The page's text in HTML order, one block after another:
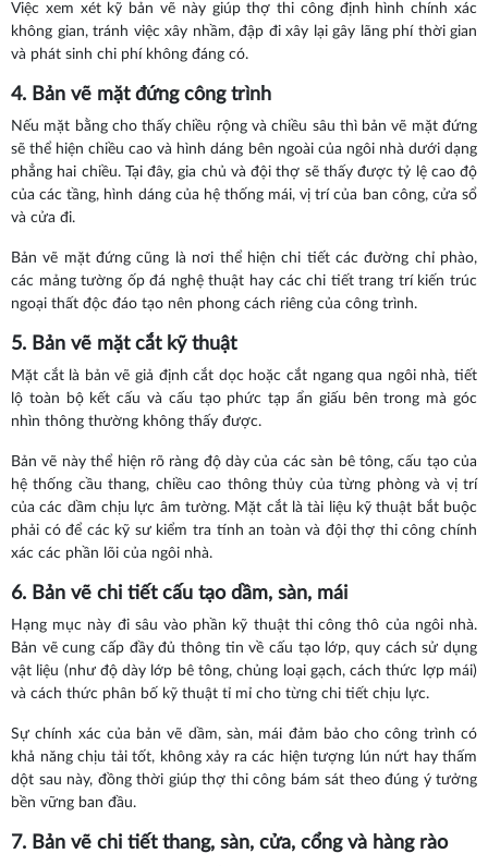
Việc xem xét kỹ bản vẽ này giúp thợ thi công định hình chính xác
không gian, tránh việc xây nhầm, đập đi xây lại gây lãng phí thời gian
và phát sinh chi phí không đáng có.
4. Bản vẽ mặt đứng công trình
Nếu mặt bằng cho thấy chiều rộng và chiều sâu thì bản vẽ mặt đứng
sẽ thể hiện chiều cao và hình dáng bên ngoài của ngôi nhà dưới dạng
phẳng hai chiều. Tại đây, gia chủ và đội thợ sẽ thấy được tỷ lệ cao độ
của các tầng, hình dáng của hệ thống mái, vị trí của ban công, cửa sổ
và cửa đi.
Bản vẽ mặt đứng cũng là nơi thể hiện chi tiết các đường chỉ phào,
các mảng tường ốp đá nghệ thuật hay các chi tiết trang trí kiến trúc
ngoại thất độc đáo tạo nên phong cách riêng của công trình.
5. Bản vẽ mặt cắt kỹ thuật
Mặt cắt là bản vẽ giả định cắt dọc hoặc cắt ngang qua ngôi nhà, tiết
lộ toàn bộ kết cấu và cấu tạo phức tạp ẩn giấu bên trong mà góc
nhìn thông thường không thấy được.
Bản vẽ này thể hiện rõ ràng độ dày của các sàn bê tông, cấu tạo của
hệ thống cầu thang, chiều cao thông thủy của từng phòng và vị trí
của các dầm chịu lực âm tường. Mặt cắt là tài liệu kỹ thuật bắt buộc
phải có để các kỹ sư kiểm tra tính an toàn và đội thợ thi công chính
xác các phần lõi của ngôi nhà.
6. Bản vẽ chi tiết cấu tạo dầm, sàn, mái
Hạng mục này đi sâu vào phần kỹ thuật thi công thô của ngôi nhà.
Bản vẽ cung cấp đầy đủ thông tin về cấu tạo lớp, quy cách sử dụng
vật liệu (như độ dày lớp bê tông, chủng loại gạch, cách thức lợp mái)
và cách thức phân bố kỹ thuật tỉ mỉ cho từng chi tiết chịu lực.
Sự chính xác của bản vẽ dầm, sàn, mái đảm bảo cho công trình có
khả năng chịu tải tốt, không xảy ra các hiện tượng lún nứt hay thấm
dột sau này, đồng thời giúp thợ thi công bám sát theo đúng ý tưởng
bền vững ban đầu.
7. Bản vẽ chi tiết thang, sàn, cửa, cổng và hàng rào